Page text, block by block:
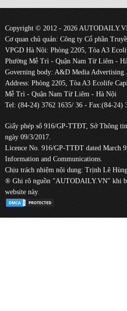
Copyright © 2012 - 2026
Cơ quan chủ quản: Công ty Cổ phần
VPGD Hà Nội: Phòng 2205, Tòa A3
Phường Mễ Trì - Quận Nam Từ Liêm -
Governing body: A&D Media Advertising
Address: Phòng 2205, Tòa A3 Ecolife
Mễ Trì - Quận Nam Từ Liêm - Hà Nội
Tel: (84-24) 3762 1635/ 36 - Fax:(84-24)
Giấy phép số 916/GP-TTĐT, Sở Thông
ngày 09/3/2017.
Licence No. 916/GP-TTĐT dated March
Information and Communications.
Chịu trách nhiệm nội dung: Trịnh Lê
® Ghi rõ nguồn "AUTODAILY.VN" khi
website này.